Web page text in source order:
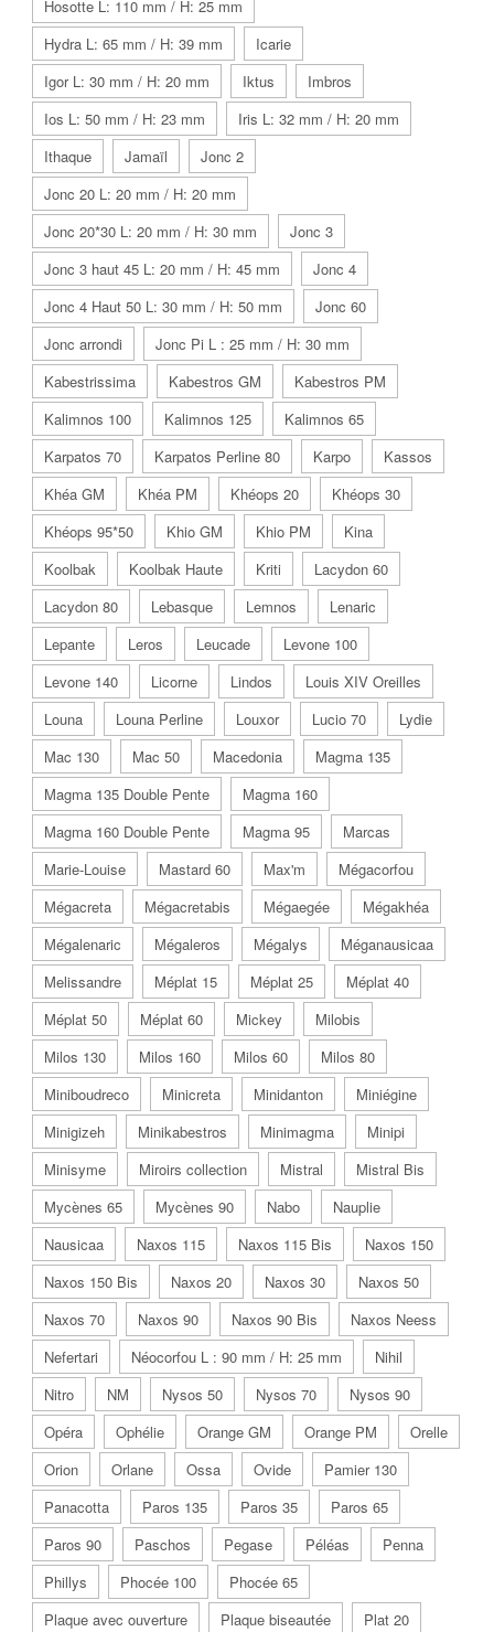
Hosotte L: 110 mm / H: 25 mm
Hydra L: 65 mm / H: 39 mm
Icarie
Igor L: 30 mm / H: 20 mm
Iktus
Imbros
Ios L: 50 mm / H: 23 mm
Iris L: 32 mm / H: 20 mm
Ithaque
Jamaïl
Jonc 2
Jonc 20 L: 20 mm / H: 20 mm
Jonc 20*30 L: 20 mm / H: 30 mm
Jonc 3
Jonc 3 haut 45 L: 20 mm / H: 45 mm
Jonc 4
Jonc 4 Haut 50 L: 30 mm / H: 50 mm
Jonc 60
Jonc arrondi
Jonc Pi L : 25 mm / H: 30 mm
Kabestrissima
Kabestros GM
Kabestros PM
Kalimnos 100
Kalimnos 125
Kalimnos 65
Karpatos 70
Karpatos Perline 80 Karpo
Kassos
Khéa GM
Khéa PM Khéops 20
Khéops 30
Khéops 95*50
Khio GM Khio PM
Kina
Koolbak
Koolbak Haute Kriti
Lacydon 60
Lacydon 80
Lebasque Lemnos
Lenaric
Lepante
Leros Leucade
Levone 100
Levone 140
Licorne Lindos
Louis XIV Oreilles
Louna
Louna Perline Louxor Lucio 70
Lydie
Mac 130
Mac 50 Macedonia
Magma 135
Magma 135 Double Pente
Magma 160
Magma 160 Double Pente
Magma 95
Marcas
Marie-Louise
Mastard 60 Max'm
Mégacorfou
Mégacreta
Mégacretabis Mégaegée
Mégakhéa
Mégalenaric
Mégaleros Mégalys
Méganausicaa
Melissandre
Méplat 15 Méplat 25
Méplat 40
Méplat 50
Méplat 60 Mickey
Milobis
Milos 130
Milos 160 Milos 60
Milos 80
Miniboudreco
Minicreta Minidanton
Miniégine
Minigizeh
Minikabestros Minimagma
Minipi
Minisyme
Miroirs collection Mistral
Mistral Bis
Mycènes 65
Mycènes 90 Nabo
Nauplie
Nausicaa
Naxos 115 Naxos 115 Bis
Naxos 150
Naxos 150 Bis
Naxos 20 Naxos 30
Naxos 50
Naxos 70
Naxos 90 Naxos 90 Bis
Naxos Neess
Nefertari
Néocorfou L : 90 mm / H: 25 mm
Nihil
Nitro
NM Nysos 50 Nysos 70
Nysos 90
Opéra
Ophélie Orange GM Orange PM
Orelle
Orion
Orlane Ossa Ovide
Pamier 130
Panacotta
Paros 135 Paros 35
Paros 65
Paros 90
Paschos Pegase Péléas
Penna
Phillys
Phocée 100
Phocée 65
Plaque avec ouverture
Plaque biseautée
Plat 20